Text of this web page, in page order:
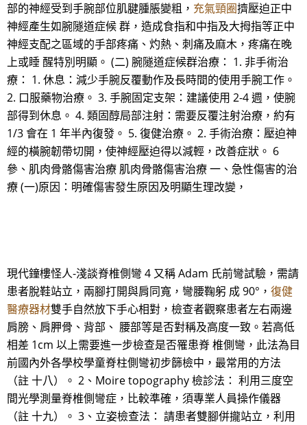
部的神經受到手腕部位肌腱腫脹變粗， 充氣頸圈擠壓迫正中
神經產生如腕隧道症候 群，造成食指和中指及大拇指等正中
神經支配之區域的手部疼痛、灼熱、刺痛及麻木，疼痛在晚
上或睡 醒特別明顯。 (二) 腕隧道症候群治療： 1. 非手術治
療： 1. 休息：減少手腕反覆動作及長時間的使用手腕工作。
2. 口服藥物治療。 3. 手腕固定支架：建議使用 2-4 週，使腕
部得到休息。 4. 類固醇局部注射：需要反覆注射治療，約有
1/3 會在 1 年半內復發。 5. 復健治療。 2. 手術治療：壓迫神
經的橫腕韌帶切開，使神經壓迫得以減輕，改善症狀。 6
參、肌肉骨骼傷害治療 肌肉骨骼傷害治療 一、急性傷害的治
療 (一)原因：明確傷害發生原因及明顯生理改變，
現代鐘樓怪人-淺談脊椎側彎 4 又稱 Adam 氏前彎試驗，需請
患者脫鞋站立，兩腳打開與肩同寬，彎腰鞠躬 成 90°， 復健
醫療器材雙手自然放下手心相對，檢查者觀察患者左右兩邊
肩膀、肩胛骨、背部、 腰部等是否對稱及高度一致。若高低
相差 1cm 以上需要進一步檢查是否罹患脊 椎側彎，此法為目
前國內外各學校學童脊柱側彎初步篩檢中，最常用的方法
（註 十八）。 2、Moire topography 檢診法： 利用三度空
間光學測量脊椎側彎症，比較準確，須專業人員操作儀器
（註 十九）。 3、立姿檢查法： 請患者雙腳併攏站立，利用